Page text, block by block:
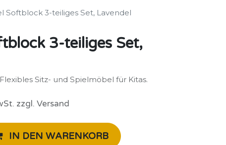
Softblock 3-teiliges Set, Lavendel
3-teiliges Set,
Sitz- und Spielmöbel für Kitas.
zzgl. Versand
IN DEN WARENKORB